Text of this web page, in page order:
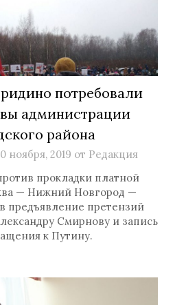
потребовали
администрации
района
ноября, 2019 от Редакция
прокладки платной
— Нижний Новгород —
предъявление претензий
Смирнову и запись
к Путину.